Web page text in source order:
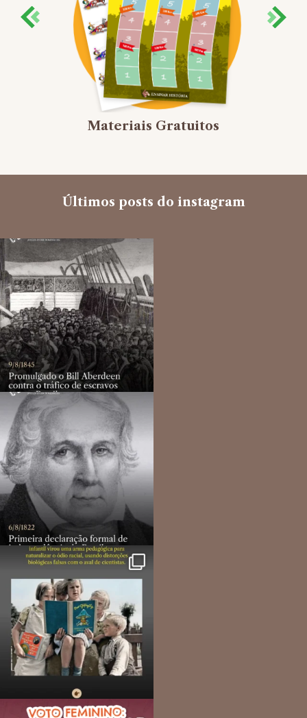
Materiais Gratuitos
Últimos posts do instagram